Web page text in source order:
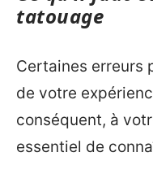
tatouage
Certaines erreurs
de votre
conséquent, à
essentiel de